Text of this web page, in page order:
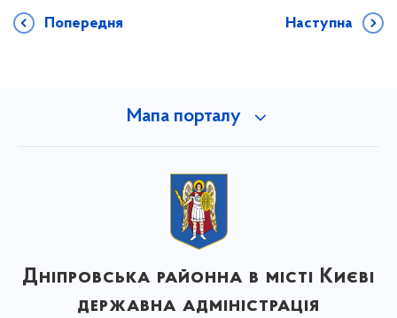
Попередня Наступна
Мапа порталу
Дніпровська районна в місті Києві
державна адміністрація